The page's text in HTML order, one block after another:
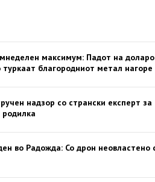
максимум: Падот на
туркаат благородниот метал нагоре
надзор со странски експерт
во Радожда: Со дрон неовластено